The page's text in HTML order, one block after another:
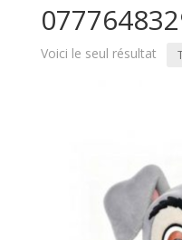
Voici le seul résultat